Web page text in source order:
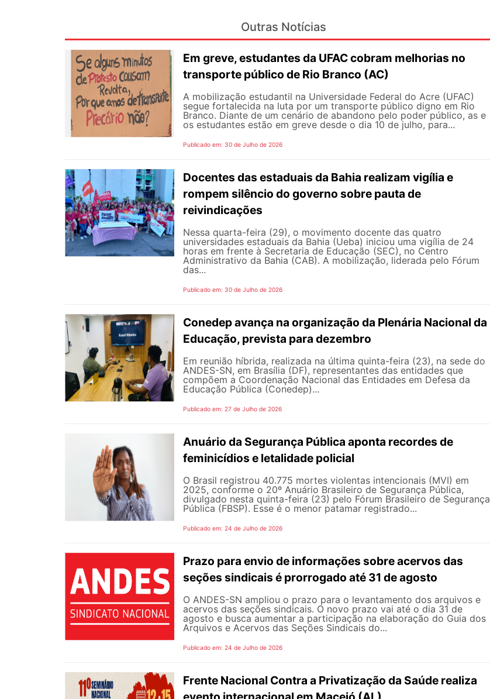
Outras Notícias
Em greve, estudantes da UFAC cobram melhorias no
transporte público de Rio Branco (AC)
A mobilização estudantil na Universidade Federal do Acre (UFAC)
segue fortalecida na luta por um transporte público digno em Rio
Branco. Diante de um cenário de abandono pelo poder público, as e
os estudantes estão em greve desde o dia 10 de julho, para...
Publicado em: 30 de Julho de 2026
Docentes das estaduais da Bahia realizam vigília e
rompem silêncio do governo sobre pauta de
reivindicações
Nessa quarta-feira (29), o movimento docente das quatro
universidades estaduais da Bahia (Ueba) iniciou uma vigília de 24
horas em frente à Secretaria de Educação (SEC), no Centro
Administrativo da Bahia (CAB). A mobilização, liderada pelo Fórum
das...
Publicado em: 30 de Julho de 2026
Conedep avança na organização da Plenária Nacional da
Educação, prevista para dezembro
Em reunião híbrida, realizada na última quinta-feira (23), na sede do
ANDES-SN, em Brasília (DF), representantes das entidades que
compõem a Coordenação Nacional das Entidades em Defesa da
Educação Pública (Conedep)...
Publicado em: 27 de Julho de 2026
Anuário da Segurança Pública aponta recordes de
feminicídios e letalidade policial
O Brasil registrou 40.775 mortes violentas intencionais (MVI) em
2025, conforme o 20º Anuário Brasileiro de Segurança Pública,
divulgado nesta quinta-feira (23) pelo Fórum Brasileiro de Segurança
Pública (FBSP). Esse é o menor patamar registrado...
Publicado em: 24 de Julho de 2026
Prazo para envio de informações sobre acervos das
seções sindicais é prorrogado até 31 de agosto
O ANDES-SN ampliou o prazo para o levantamento dos arquivos e
acervos das seções sindicais. O novo prazo vai até o dia 31 de
agosto e busca aumentar a participação na elaboração do Guia dos
Arquivos e Acervos das Seções Sindicais do...
Publicado em: 24 de Julho de 2026
Frente Nacional Contra a Privatização da Saúde realiza